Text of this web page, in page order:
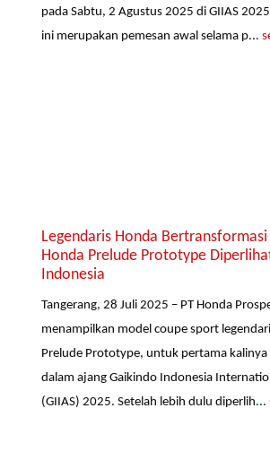
pada Sabtu, 2 Agustus 2025 di GIIAS
ini merupakan pemesan awal selama p...
Legendaris Honda
Honda Prelude Prototype
Indonesia
Tangerang, 28 Juli 2025 – PT Honda
menampilkan model coupe sport
Prelude Prototype, untuk pertama kalinya
dalam ajang Gaikindo Indonesia
(GIIAS) 2025. Setelah lebih dulu diperlih...